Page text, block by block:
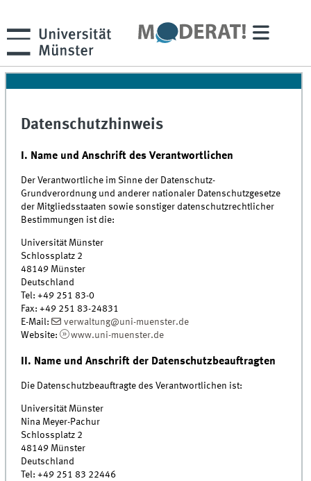
Datenschutzhinweis
I. Name und Anschrift des Verantwortlichen
Der Verantwortliche im Sinne der Datenschutz-
Grundverordnung und anderer nationaler Datenschutzgesetze
der Mitgliedsstaaten sowie sonstiger datenschutzrechtlicher
Bestimmungen ist die:
Universität Münster
Schlossplatz 2
48149 Münster
Deutschland
Tel: +49 251 83-0
Fax: +49 251 83-24831
E-Mail:
verwaltung@uni-muenster.de
Website:
www.uni-muenster.de
II. Name und Anschrift der Datenschutzbeauftragten
Die Datenschutzbeauftragte des Verantwortlichen ist:
Universität Münster
Nina Meyer-Pachur
Schlossplatz 2
48149 Münster
Deutschland
Tel: +49 251 83 22446